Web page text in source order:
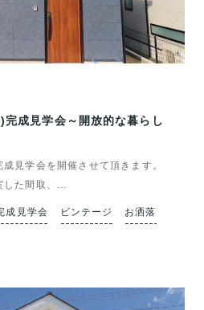
成見学会～開放的な暮らし
見学会を開催させて頂きます。
した間取、…
成見学会 ビンテージ お洒落